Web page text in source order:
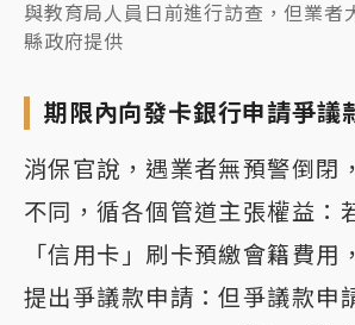
與教育局人員日前進行訪查，但業者
縣政府提供
期限內向發卡銀行申請爭議
消保官說，遇業者無預警倒閉
不同，循各個管道主張權益：
「信用卡」刷卡預繳會籍費用
提出爭議款申請：但爭議款申